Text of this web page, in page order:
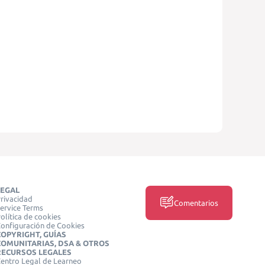
Terms
de cookies
de Cookies
GUÍAS
DSA & OTROS
LEGALES
Legal de Learneo
Comentarios